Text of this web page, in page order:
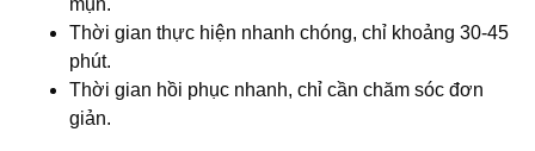
mụn.
Thời gian thực hiện nhanh chóng, chỉ khoảng 30-45
phút.
Thời gian hồi phục nhanh, chỉ cần chăm sóc đơn
giản.